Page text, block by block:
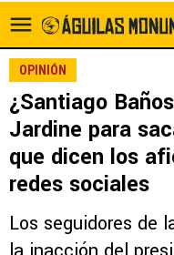
OPINIÓN
¿Santiago
Jardine para
que dicen los
redes sociales
Los seguidores de